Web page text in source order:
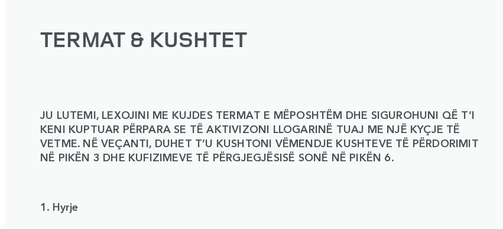
TERMAT & KUSHTET
JU LUTEMI, LEXOJINI ME KUJDES TERMAT E MËPOSHTËM DHE SIGUROHUNI QË T’I
KENI KUPTUAR PËRPARA SE TË AKTIVIZONI LLOGARINË TUAJ ME NJË KYÇJE TË
VETME. NË VEÇANTI, DUHET T’U KUSHTONI VËMENDJE KUSHTEVE TË PËRDORIMIT
NË PIKËN 3 DHE KUFIZIMEVE TË PËRGJEGJËSISË SONË NË PIKËN 6.
1. Hyrje